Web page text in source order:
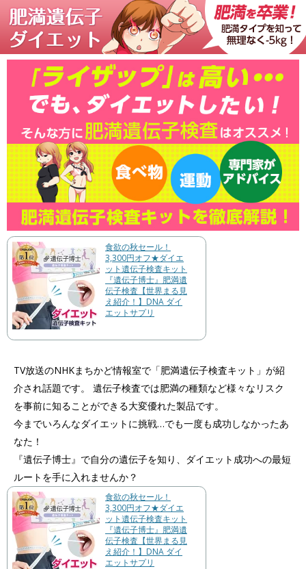
食欲の秋セール！
3,300円オフ★ダイエ
ット遺伝子検査キット
『遺伝子博士』肥満遺
伝子検査【世界まる見
え紹介！】DNA ダイ
エットサプリ
TV放送のNHKまちかど情報室で「肥満遺伝子検査キット」が紹
介され話題です。 遺伝子検査では肥満の種類など様々なリスク
を事前に知ることができる大変優れた製品です。
今までいろんなダイエットに挑戦…でも一度も成功しなかったあ
なた！
『遺伝子博士』で自分の遺伝子を知り、ダイエット成功への最短
ルートを手に入れませんか？
食欲の秋セール！
3,300円オフ★ダイエ
ット遺伝子検査キット
『遺伝子博士』肥満遺
伝子検査【世界まる見
え紹介！】DNA ダイ
エットサプリ